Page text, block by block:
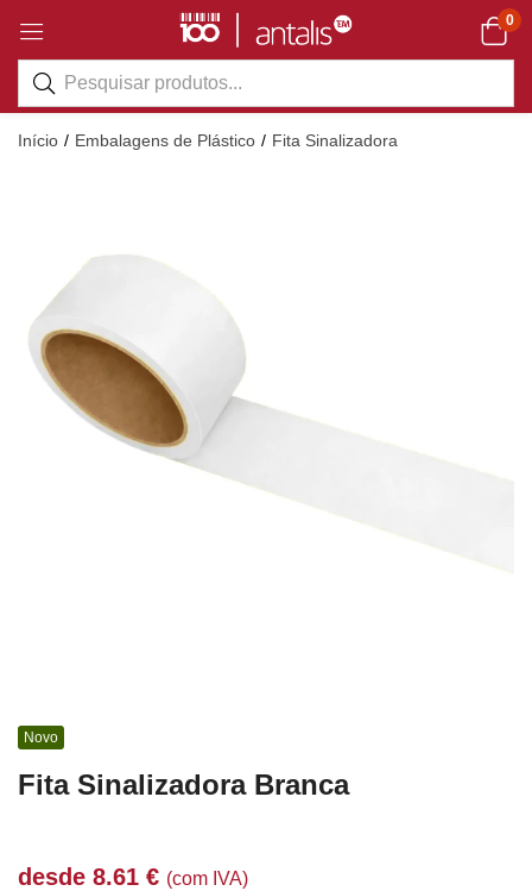
0
Início Embalagens de Plástico Fita Sinalizadora
Fita Sinalizadora Branca
Novo
desde 8.61 € (com IVA)